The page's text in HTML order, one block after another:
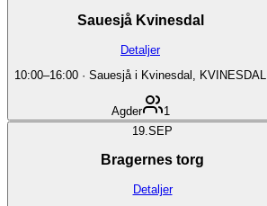
Sauesjå Kvinesdal
Detaljer
10:00–16:00 · Sauesjå i Kvinesdal, KVINESDAL
Agder
1
19.SEP
Bragernes torg
Detaljer